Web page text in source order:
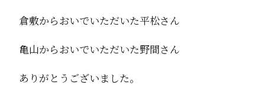
倉敷からおいでいただいた平松さん
亀山からおいでいただいた野間さん
ありがとうございました。